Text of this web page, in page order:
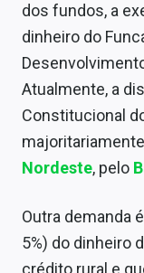
dos fundos, a
dinheiro do
Atualmente, a
Constitucional
Nordeste, pelo
Outra demanda
5%) do dinheiro